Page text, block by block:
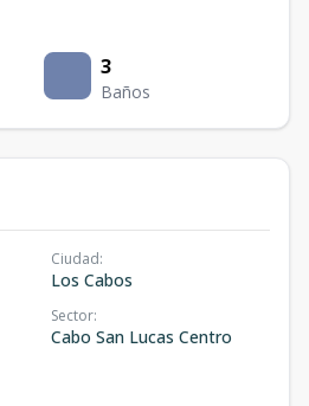
3
Baños
Ciudad:
Los Cabos
Sector:
Cabo San Lucas Centro